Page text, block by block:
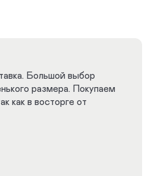
Весна - Осень
Большой выбор
размера. Покупаем
как в восторге от